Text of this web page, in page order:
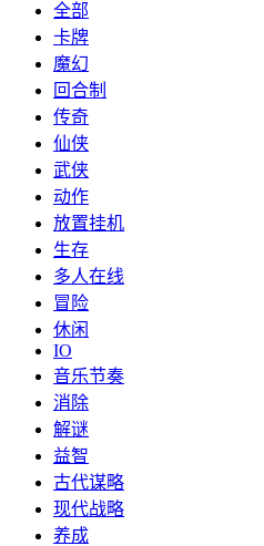
全部
卡牌
魔幻
回合制
传奇
仙侠
武侠
动作
放置挂机
生存
多人在线
冒险
休闲
IO
音乐节奏
消除
解谜
益智
古代谋略
现代战略
养成